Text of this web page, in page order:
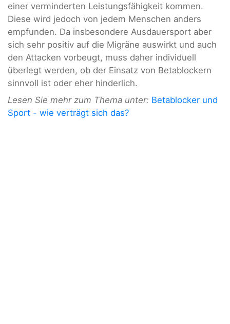
einer verminderten Leistungsfähigkeit kommen.
Diese wird jedoch von jedem Menschen anders
empfunden. Da insbesondere Ausdauersport aber
sich sehr positiv auf die Migräne auswirkt und auch
den Attacken vorbeugt, muss daher individuell
überlegt werden, ob der Einsatz von Betablockern
sinnvoll ist oder eher hinderlich.
Lesen Sie mehr zum Thema unter: Betablocker und
Sport - wie verträgt sich das?